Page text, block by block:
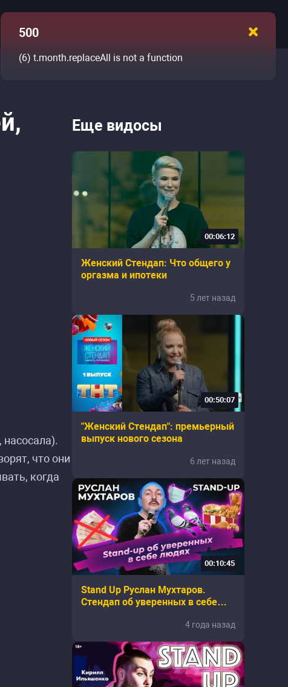
что они
когда
Еще видосы
00:06:12
Женский Стендап: Что общего у
оргазма и ипотеки
5 лет назад
00:50:07
"Женский Стендап": премьерный
выпуск нового сезона
6 лет назад
00:10:45
Stand Up Руслан Мухтаров.
Стендап об уверенных в себе
4 года назад
500
(6) t.month.replaceAll is not a function